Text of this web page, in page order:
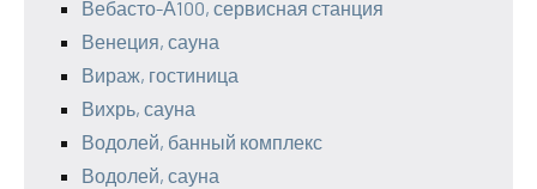
Вебасто-А100, сервисная станция
Венеция, сауна
Вираж, гостиница
Вихрь, сауна
Водолей, банный комплекс
Водолей, сауна